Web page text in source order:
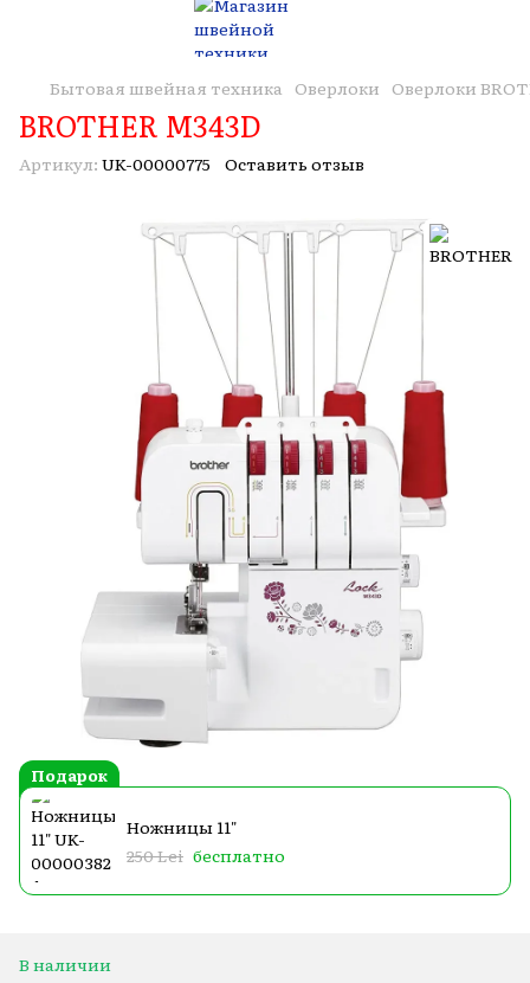
Бытовая швейная техника Оверлоки Оверлоки
BROTHER M343D
Артикул: UK-00000775 Оставить отзыв
Подарок
Ножницы 11"
250 Lei бесплатно
В наличии